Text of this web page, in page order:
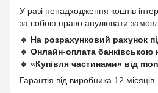
У разі ненадходження коштів
за собою право анулювати
🔹 На розрахунковий рахунок
🔹 Онлайн-оплата банківською
🔹 «Купівля частинами» від
Гарантія від виробника 12 місяців.